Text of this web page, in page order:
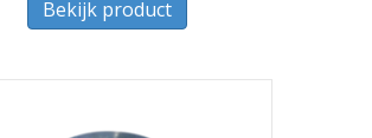
Bekijk product